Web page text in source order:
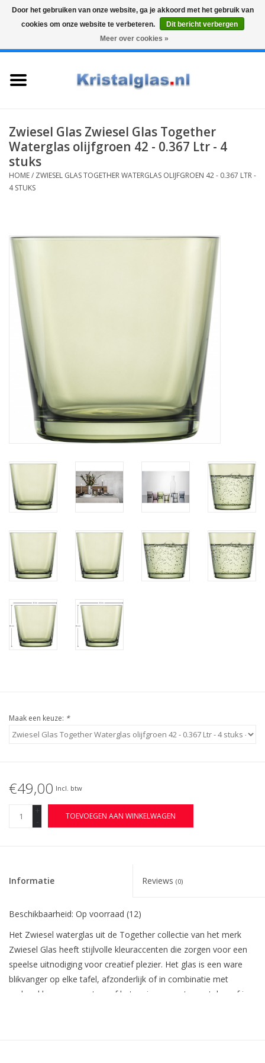
Graveren
Karaffen
Glas graveren
Vazen
Koffie & Thee
Bar & Wijn
Zwiesel Glas Zwiesel Glas Together
Waterglas olijfgroen 42 - 0.367 Ltr - 4
stuks
HOME/ ZWIESEL GLAS TOGETHER WATERGLAS OLIJFGROEN 42 - 0.367 LTR -
4 STUKS
Maak een keuze: *
€49,00 Incl. btw
+
-
TOEVOEGEN AAN WINKELWAGEN
Informatie Reviews (0)
Beschikbaarheid: Op voorraad (12)
Het Zwiesel waterglas uit de Together collectie van het merk
Zwiesel Glas heeft stijlvolle kleuraccenten die zorgen voor een
speelse uitnodiging voor creatief plezier. Het glas is een ware
blikvanger op elke tafel, afzonderlijk of in combinatie met
andere kleuren en maten, of het nu in een restaurant, bar of in
Door het gebruiken van onze website, ga je akkoord met het gebruik van
cookies om onze website te verbeteren.
Dit bericht verbergen
Meer over cookies »